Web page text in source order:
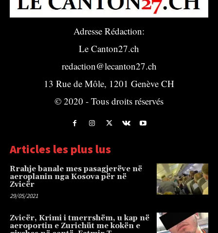
Adresse Rédaction:
Le Canton27.ch
redaction@lecanton27.ch
13 Rue de Môle, 1201 Genève CH
© 2020 - Tous droits réservés
Articles les plus lus
Rrahje banale mes pasagjerëve në
aeroplanin nga Kosova për në
Zvicër
29/05/2021
Zvicër, Krimi i tmerrshëm, u kap në
aeroportin e Zurichüt me kokën e